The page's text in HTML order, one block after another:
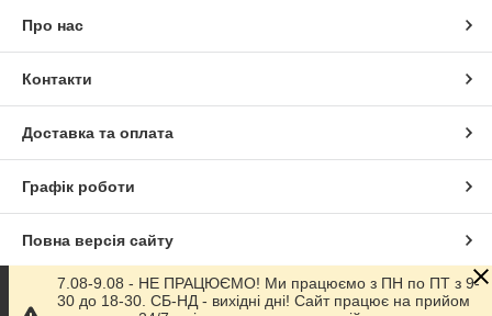
Про нас
Контакти
Доставка та оплата
Графік роботи
Повна версія сайту
Сайт створено на маркетплейсіProm.ua
7.08-9.08 - НЕ ПРАЦЮЄМО! Ми працюємо з ПН по ПТ з 9-
30 до 18-30. СБ-НД - вихідні дні! Сайт працює на прийом